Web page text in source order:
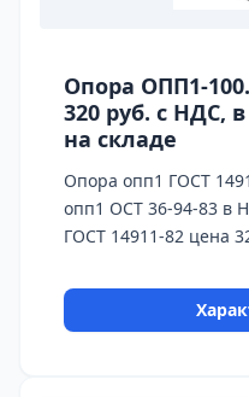
Опора ОПП1-
320 руб. с НДС,
на складе
Опора опп1 ГОСТ
опп1 ОСТ 36-94-83 в
ГОСТ 14911-82 цена
материалы и